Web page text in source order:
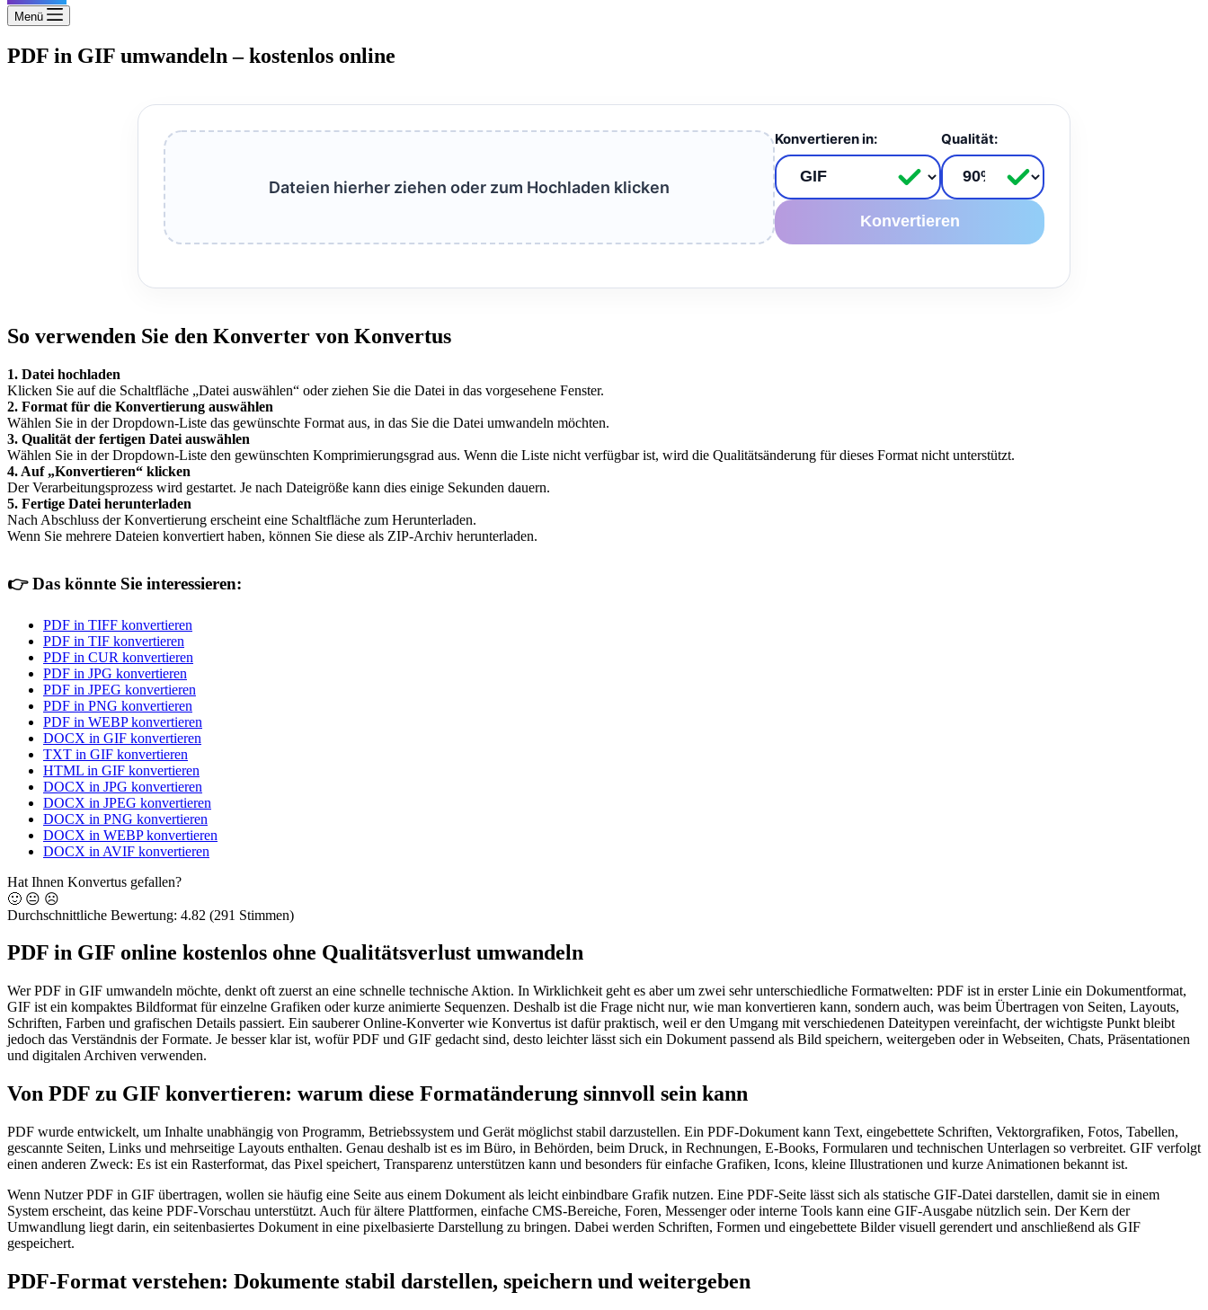
Menü
PDF in GIF umwandeln – kostenlos online
Dateien hierher ziehen oder zum Hochladen klicken
Konvertieren in: Qualität:
Konvertieren
So verwenden Sie den Konverter von Konvertus
1. Datei hochladen
Klicken Sie auf die Schaltfläche „Datei auswählen“ oder ziehen Sie die Datei in das vorgesehene Fenster.
2. Format für die Konvertierung auswählen
Wählen Sie in der Dropdown-Liste das gewünschte Format aus, in das Sie die Datei umwandeln möchten.
3. Qualität der fertigen Datei auswählen
Wählen Sie in der Dropdown-Liste den gewünschten Komprimierungsgrad aus. Wenn die Liste nicht verfügbar ist, wird die Qualitätsänderung für dieses Format nicht unterstützt.
4. Auf „Konvertieren“ klicken
Der Verarbeitungsprozess wird gestartet. Je nach Dateigröße kann dies einige Sekunden dauern.
5. Fertige Datei herunterladen
Nach Abschluss der Konvertierung erscheint eine Schaltfläche zum Herunterladen.
Wenn Sie mehrere Dateien konvertiert haben, können Sie diese als ZIP-Archiv herunterladen.
👉Das könnte Sie interessieren:
PDF in TIFF konvertieren
PDF in TIF konvertieren
PDF in CUR konvertieren
PDF in JPG konvertieren
PDF in JPEG konvertieren
PDF in PNG konvertieren
PDF in WEBP konvertieren
DOCX in GIF konvertieren
TXT in GIF konvertieren
HTML in GIF konvertieren
DOCX in JPG konvertieren
DOCX in JPEG konvertieren
DOCX in PNG konvertieren
DOCX in WEBP konvertieren
DOCX in AVIF konvertieren
Hat Ihnen Konvertus gefallen?
🙂 😐 ☹️
Durchschnittliche Bewertung: 4.82 (291 Stimmen)
PDF in GIF online kostenlos ohne Qualitätsverlust umwandeln
Wer PDF in GIF umwandeln möchte, denkt oft zuerst an eine schnelle technische Aktion. In Wirklichkeit geht es aber um zwei sehr unterschiedliche Formatwelten: PDF ist in erster Linie ein Dokumentformat,
GIF ist ein kompaktes Bildformat für einzelne Grafiken oder kurze animierte Sequenzen. Deshalb ist die Frage nicht nur, wie man konvertieren kann, sondern auch, was beim Übertragen von Seiten, Layouts,
Schriften, Farben und grafischen Details passiert. Ein sauberer Online-Konverter wie Konvertus ist dafür praktisch, weil er den Umgang mit verschiedenen Dateitypen vereinfacht, der wichtigste Punkt bleibt
jedoch das Verständnis der Formate. Je besser klar ist, wofür PDF und GIF gedacht sind, desto leichter lässt sich ein Dokument passend als Bild speichern, weitergeben oder in Webseiten, Chats, Präsentationen
und digitalen Archiven verwenden.
Von PDF zu GIF konvertieren: warum diese Formatänderung sinnvoll sein kann
PDF wurde entwickelt, um Inhalte unabhängig von Programm, Betriebssystem und Gerät möglichst stabil darzustellen. Ein PDF-Dokument kann Text, eingebettete Schriften, Vektorgrafiken, Fotos, Tabellen,
gescannte Seiten, Links und mehrseitige Layouts enthalten. Genau deshalb ist es im Büro, in Behörden, beim Druck, in Rechnungen, E-Books, Formularen und technischen Unterlagen so verbreitet. GIF verfolgt
einen anderen Zweck: Es ist ein Rasterformat, das Pixel speichert, Transparenz unterstützen kann und besonders für einfache Grafiken, Icons, kleine Illustrationen und kurze Animationen bekannt ist.
Wenn Nutzer PDF in GIF übertragen, wollen sie häufig eine Seite aus einem Dokument als leicht einbindbare Grafik nutzen. Eine PDF-Seite lässt sich als statische GIF-Datei darstellen, damit sie in einem
System erscheint, das keine PDF-Vorschau unterstützt. Auch für ältere Plattformen, einfache CMS-Bereiche, Foren, Messenger oder interne Tools kann eine GIF-Ausgabe nützlich sein. Der Kern der
Umwandlung liegt darin, ein seitenbasiertes Dokument in eine pixelbasierte Darstellung zu bringen. Dabei werden Schriften, Formen und eingebettete Bilder visuell gerendert und anschließend als GIF
gespeichert.
PDF-Format verstehen: Dokumente stabil darstellen, speichern und weitergeben